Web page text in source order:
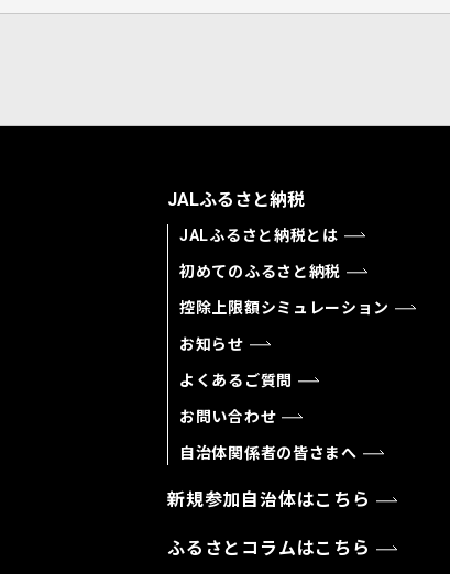
JALふるさと納税
JALふるさと納税とは
初めてのふるさと納税
控除上限額シミュレーション
お知らせ
よくあるご質問
お問い合わせ
自治体関係者の皆さまへ
新規参加自治体はこちら
ふるさとコラムはこちら